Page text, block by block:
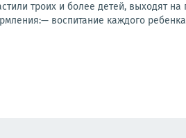
троих и более детей, выходят
воспитание каждого